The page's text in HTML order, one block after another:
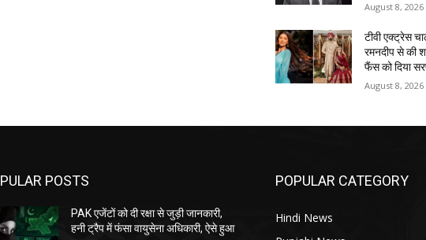
August 8, 2026
टीवी एक्ट्रेस
रमनदीप से की
फैंस को दिया
August 8, 2026
POSTS
PAK एजेंटों को दी रक्षा से जुड़ी जानकारी,
हनी ट्रैप में फंसा वायुसेना अधिकारी, ऐसे हुआ
POPULAR CATEGORY
Hindi News